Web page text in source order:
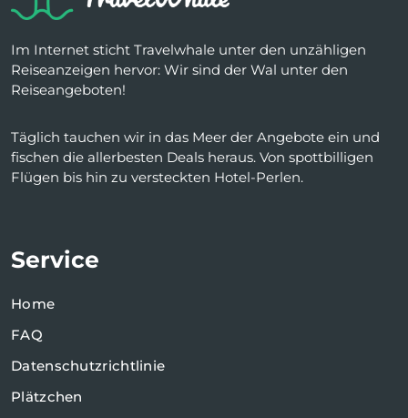
Im Internet sticht Travelwhale unter den unzähligen
Reiseanzeigen hervor: Wir sind der Wal unter den
Reiseangeboten!
Täglich tauchen wir in das Meer der Angebote ein und
fischen die allerbesten Deals heraus. Von spottbilligen
Flügen bis hin zu versteckten Hotel-Perlen.
Service
Home
FAQ
Datenschutzrichtlinie
Plätzchen